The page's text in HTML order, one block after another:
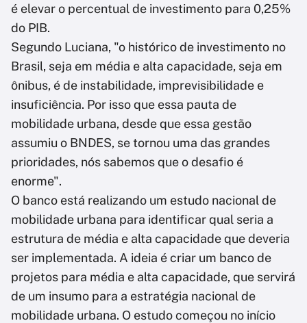
é elevar o percentual de investimento para 0,25%
do PIB.
Segundo Luciana, "o histórico de investimento no
Brasil, seja em média e alta capacidade, seja em
ônibus, é de instabilidade, imprevisibilidade e
insuficiência. Por isso que essa pauta de
mobilidade urbana, desde que essa gestão
assumiu o BNDES, se tornou uma das grandes
prioridades, nós sabemos que o desafio é
enorme".
O banco está realizando um estudo nacional de
mobilidade urbana para identificar qual seria a
estrutura de média e alta capacidade que deveria
ser implementada. A ideia é criar um banco de
projetos para média e alta capacidade, que servirá
de um insumo para a estratégia nacional de
mobilidade urbana. O estudo começou no início